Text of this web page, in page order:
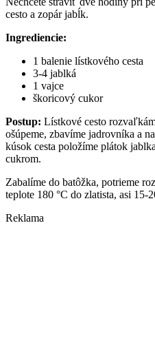
cesto a zopár jabĺk.
Ingrediencie:
1 balenie lístkového cesta
3-4 jablká
1 vajce
škoricový cukor
Postup: Lístkové cesto
ošúpeme, zbavíme jadrovníka a
kúsok cesta položíme plátok
cukrom.
Zabalíme do batôžka, potrieme
teplote 180 °C do zlatista, asi 15-
Reklama